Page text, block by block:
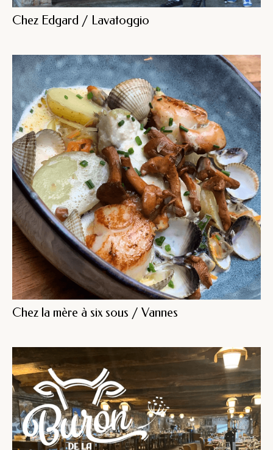
Chez Edgard / Lavatoggio
Chez la mère à six sous / Vannes